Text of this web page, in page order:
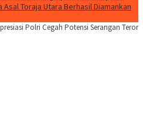
Toraja Utara Berhasil Diamankan
Polri Cegah Potensi Serangan Teror